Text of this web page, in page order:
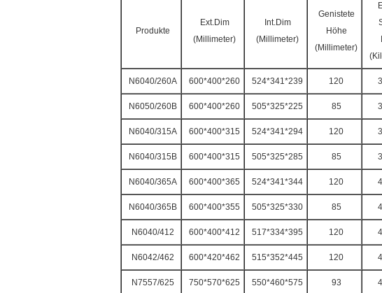
Produkte
Ext.Dim
(Millimeter)
Int.Dim
(Millimeter)
Genistete
Höhe
(Millimeter)
N6040/260A 600*400*260 524*341*239 120
N6050/260B 600*400*260 505*325*225 85
N6040/315A 600*400*315 524*341*294 120
N6040/315B 600*400*315 505*325*285 85
N6040/365A 600*400*365 524*341*344 120
N6040/365B 600*400*355 505*325*330 85
N6040/412 600*400*412 517*334*395 120
N6042/462 600*420*462 515*352*445 120
N7557/625 750*570*625 550*460*575 93